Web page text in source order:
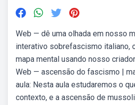
Web — dê uma olhada em nosso
interativo sobrefascismo italiano,
mapa mental usando nosso
Web — ascensão do fascismo |
aula: Nesta aula estudaremos o
contexto, e a ascensão de